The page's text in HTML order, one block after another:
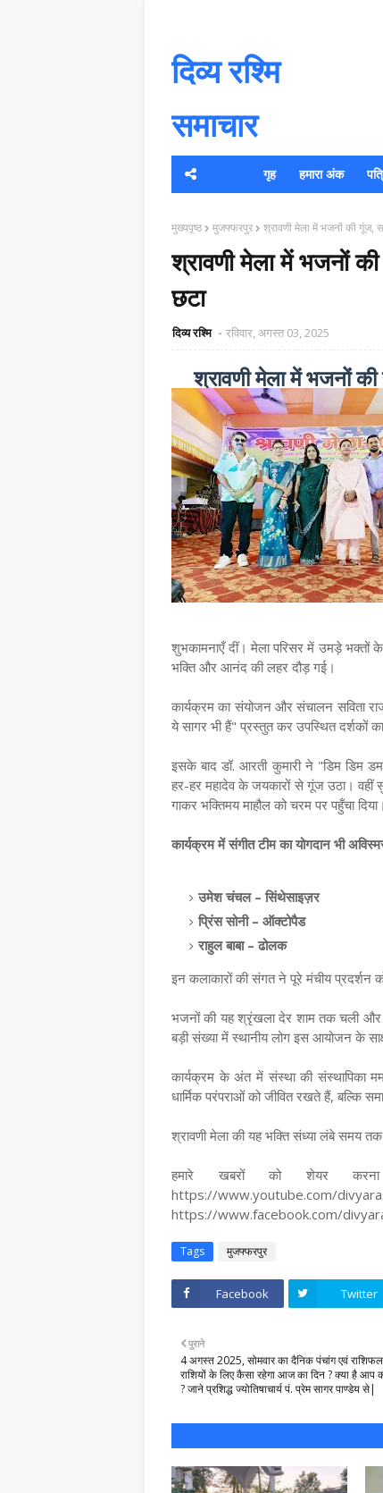
दिव्य रश्मि
समाचार
गृह हमारा अंक
मुख्यपृष्ठ मुजफ्फरपुर श्रावणी मेला में भजनों की गूंज,
श्रावणी मेला में भजनों
छटा
दिव्य रश्मि रविवार, अगस्त 03, 2025
श्रावणी मेला में भजनों
शुभकामनाएँ दीं। मेला परिसर में उमड़े भक्तों
भक्ति और आनंद की लहर दौड़ गई।
कार्यक्रम का संयोजन और संचालन सविता
ये सागर भी हैं" प्रस्तुत कर उपस्थित दर्शकों
इसके बाद डॉ. आरती कुमारी ने "डिम डिम
हर-हर महादेव के जयकारों से गूंज उठा। वहीं
गाकर भक्तिमय माहौल को चरम पर पहुँचा दिया।
कार्यक्रम में संगीत टीम का योगदान भी
उमेश चंचल – सिंथेसाइज़र
प्रिंस सोनी – ऑक्टोपैड
राहुल बाबा – ढोलक
इन कलाकारों की संगत ने पूरे मंचीय प्रदर्शन
भजनों की यह श्रृंखला देर शाम तक चली और
बड़ी संख्या में स्थानीय लोग इस आयोजन के
कार्यक्रम के अंत में संस्था की संस्थापिका
धार्मिक परंपराओं को जीवित रखते हैं, बल्कि
श्रावणी मेला की यह भक्ति संध्या लंबे समय
हमारे खबरों को शेयर
https://www.youtube.com/
https://www.facebook.com/
Tags मुजफ्फरपुर
Facebook Twitter
पुराने
4 अगस्त 2025, सोमवार का दैनिक पंचांग एवं
राशियों के लिए कैसा रहेगा आज का दिन ? क्या है आप
? जाने प्रशिद्ध ज्योतिषाचार्य पं. प्रेम सागर पाण्डेय से|